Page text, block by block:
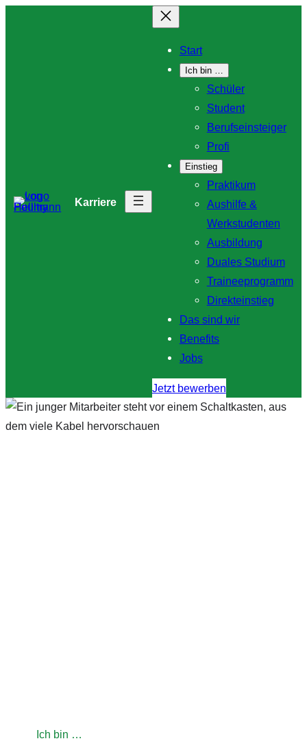
Karriere
Start
Ich bin …
Schüler
Student
Berufseinsteiger
Profi
Einstieg
Praktikum
Aushilfe &
Werkstudenten
Ausbildung
Duales Studium
Traineeprogramm
Direkteinstieg
Das sind wir
Benefits
Jobs
Jetzt bewerben
Ich bin …